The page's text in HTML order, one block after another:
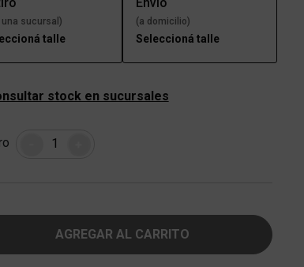
una sucursal)
talle
(a domicilio)
Seleccioná talle
stock en sucursales
Cantidad
AGREGAR AL CARRITO